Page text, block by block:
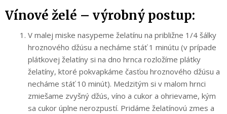
Vínové želé – výrobný postup:
V malej miske nasypeme želatínu na približne 1/4 šálky
hroznového džúsu a necháme stáť 1 minútu (v prípade
plátkovej želatíny si na dno hrnca rozložíme plátky
želatíny, ktoré pokvapkáme časťou hroznového džúsu a
necháme stáť 10 minút). Medzitým si v malom hrnci
zmiešame zvyšný džús, víno a cukor a ohrievame, kým
sa cukor úplne nerozpustí. Pridáme želatínovú zmes a